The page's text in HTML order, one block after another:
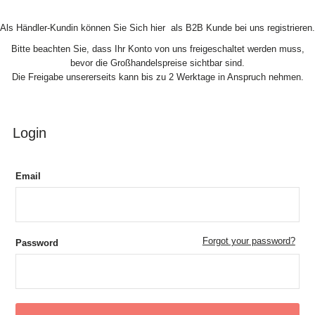
Als Händler-Kundin können Sie Sich hier als B2B Kunde bei uns registrieren.
Bitte beachten Sie, dass Ihr Konto von uns freigeschaltet werden muss,
bevor die Großhandelspreise sichtbar sind.
Die Freigabe unsererseits kann bis zu 2 Werktage in Anspruch nehmen.
Login
Email
Password Forgot your password?